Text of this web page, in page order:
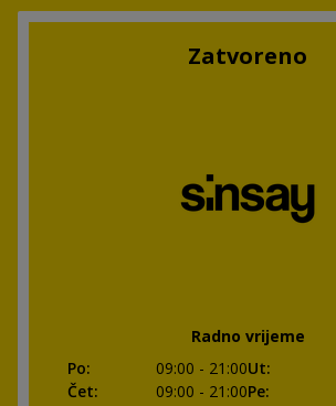
Zatvoreno
Radno vrijeme
Po: 09:00 - 21:00Ut:
Čet: 09:00 - 21:00Pe: